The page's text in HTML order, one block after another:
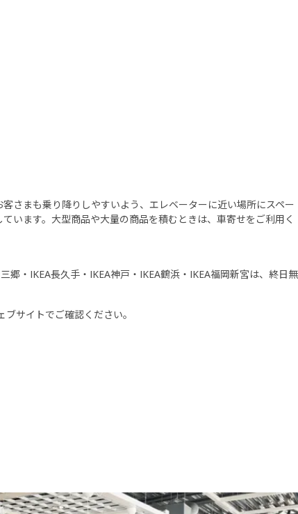
さまも乗り降りしやすいよう、エレベーターに近い場所にスペー
います。大型商品や大量の商品を積むときは、車寄せをご利用く
郷・IKEA長久手・IKEA神戸・IKEA鶴浜・IKEA福岡新宮は、終日無
サイトでご確認ください。